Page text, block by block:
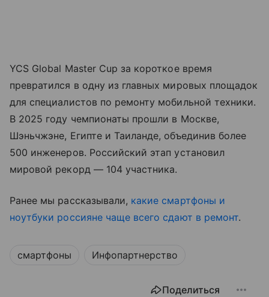
YCS Global Master Cup за короткое время
превратился в одну из главных мировых площадок
для специалистов по ремонту мобильной техники.
В 2025 году чемпионаты прошли в Москве,
Шэньчжэне, Египте и Таиланде, объединив более
500 инженеров. Российский этап установил
мировой рекорд — 104 участника.
Ранее мы рассказывали, какие смартфоны и
ноутбуки россияне чаще всего сдают в ремонт.
смартфоны Инфопартнерство
Поделиться